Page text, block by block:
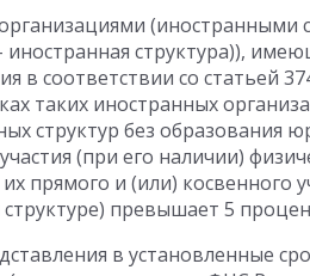
(иностранными
иностранная структура)),
в соответствии со статьей
таких иностранных
структур без образования
(при его наличии)
прямого и (или) косвенного
превышает 5
в установленные